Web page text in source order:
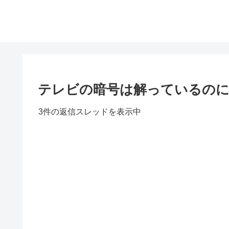
テレビの暗号は解っているの
3件の返信スレッドを表示中